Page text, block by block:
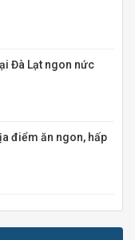
Đà Lạt ngon nức
điểm ăn ngon, hấp